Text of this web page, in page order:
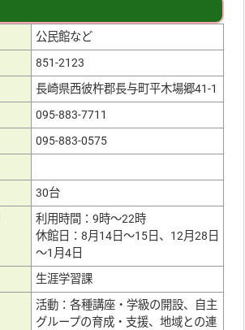
公民館など
851-2123
長崎県西彼杵郡長与町平木場郷41-1
095-883-7711
095-883-0575
30台
利用時間：9時～22時
休館日：8月14日～15日、12月28日
～1月4日
生涯学習課
活動：各種講座・学級の開設、自主
グループの育成・支援、地域との連